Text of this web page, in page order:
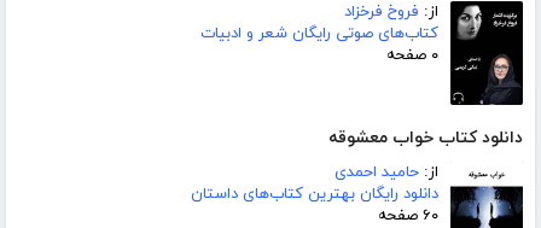
از: فروخ فرخزاد
کتاب‌های صوتی رایگان شعر و ادبیات
۰ صفحه
دانلود کتاب خواب معشوقه
از: حامید احمدی
دانلود رایگان بهترین کتاب‌های داستان
۶۰ صفحه